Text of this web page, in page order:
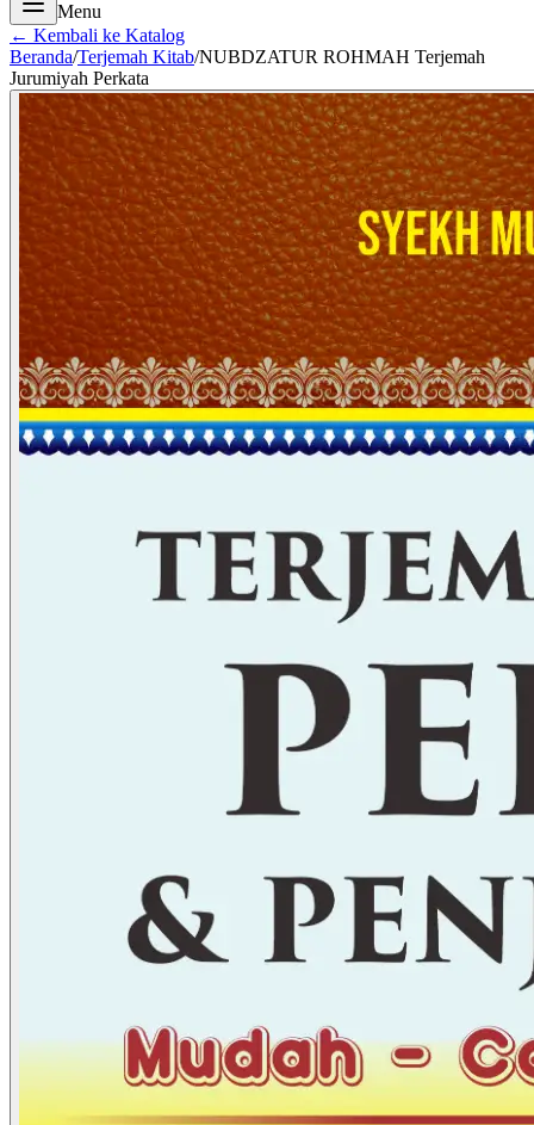
Menu
← Kembali ke Katalog
Beranda/Terjemah Kitab/NUBDZATUR ROHMAH Terjemah
Jurumiyah Perkata